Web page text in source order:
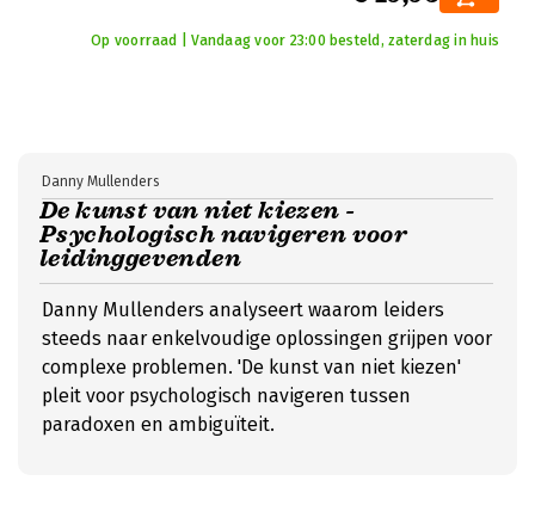
Op voorraad | Vandaag voor 23:00 besteld, zaterdag in huis
De kunst van niet kiezen -
Psychologisch navigeren voor
leidinggevenden
Danny Mullenders
Danny Mullenders analyseert waarom leiders
steeds naar enkelvoudige oplossingen grijpen voor
complexe problemen. 'De kunst van niet kiezen'
pleit voor psychologisch navigeren tussen
paradoxen en ambiguïteit.